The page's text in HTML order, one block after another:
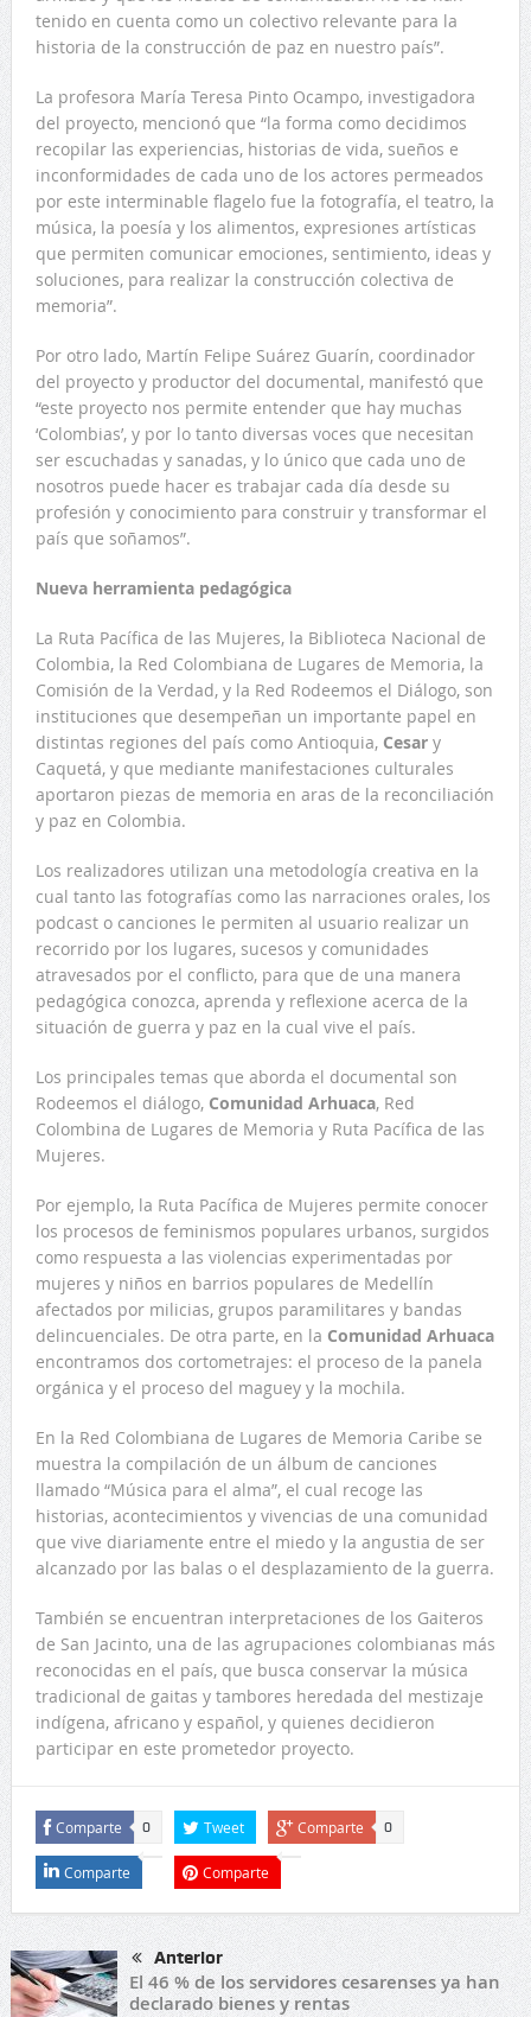
tenido en cuenta como un colectivo relevante para la
historia de la construcción de paz en nuestro país”.
La profesora María Teresa Pinto Ocampo, investigadora
del proyecto, mencionó que “la forma como decidimos
recopilar las experiencias, historias de vida, sueños e
inconformidades de cada uno de los actores permeados
por este interminable flagelo fue la fotografía, el teatro, la
música, la poesía y los alimentos, expresiones artísticas
que permiten comunicar emociones, sentimiento, ideas y
soluciones, para realizar la construcción colectiva de
memoria”.
Por otro lado, Martín Felipe Suárez Guarín, coordinador
del proyecto y productor del documental, manifestó que
“este proyecto nos permite entender que hay muchas
‘Colombias’, y por lo tanto diversas voces que necesitan
ser escuchadas y sanadas, y lo único que cada uno de
nosotros puede hacer es trabajar cada día desde su
profesión y conocimiento para construir y transformar el
país que soñamos”.
Nueva herramienta pedagógica
La Ruta Pacífica de las Mujeres, la Biblioteca Nacional de
Colombia, la Red Colombiana de Lugares de Memoria, la
Comisión de la Verdad, y la Red Rodeemos el Diálogo, son
instituciones que desempeñan un importante papel en
distintas regiones del país como Antioquia, Cesary
Caquetá, y que mediante manifestaciones culturales
aportaron piezas de memoria en aras de la reconciliación
y paz en Colombia.
Los realizadores utilizan una metodología creativa en la
cual tanto las fotografías como las narraciones orales, los
podcast o canciones le permiten al usuario realizar un
recorrido por los lugares, sucesos y comunidades
atravesados por el conflicto, para que de una manera
pedagógica conozca, aprenda y reflexione acerca de la
situación de guerra y paz en la cual vive el país.
Los principales temas que aborda el documental son
Rodeemos el diálogo, Comunidad Arhuaca, Red
Colombina de Lugares de Memoria y Ruta Pacífica de las
Mujeres.
Por ejemplo, la Ruta Pacífica de Mujeres permite conocer
los procesos de feminismos populares urbanos, surgidos
como respuesta a las violencias experimentadas por
mujeres y niños en barrios populares de Medellín
afectados por milicias, grupos paramilitares y bandas
delincuenciales. De otra parte, en la Comunidad Arhuaca
encontramos dos cortometrajes: el proceso de la panela
orgánica y el proceso del maguey y la mochila.
En la Red Colombiana de Lugares de Memoria Caribe se
muestra la compilación de un álbum de canciones
llamado “Música para el alma”, el cual recoge las
historias, acontecimientos y vivencias de una comunidad
que vive diariamente entre el miedo y la angustia de ser
alcanzado por las balas o el desplazamiento de la guerra.
También se encuentran interpretaciones de los Gaiteros
de San Jacinto, una de las agrupaciones colombianas más
reconocidas en el país, que busca conservar la música
tradicional de gaitas y tambores heredada del mestizaje
indígena, africano y español, y quienes decidieron
participar en este prometedor proyecto.
Comparte 0 Tweet Comparte 0
Comparte Comparte
Anterior
El 46 % de los servidores cesarenses ya han
declarado bienes y rentas